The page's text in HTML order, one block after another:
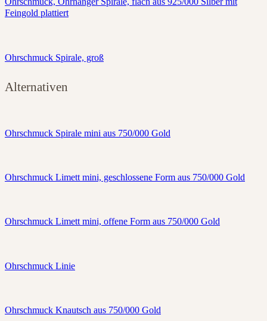
Feingold plattiert
Ohrschmuck Spirale, groß
Alternativen
Ohrschmuck Spirale mini aus 750/000 Gold
Ohrschmuck Limett mini, geschlossene Form aus 750/000 Gold
Ohrschmuck Limett mini, offene Form aus 750/000 Gold
Ohrschmuck Linie
Ohrschmuck Knautsch aus 750/000 Gold